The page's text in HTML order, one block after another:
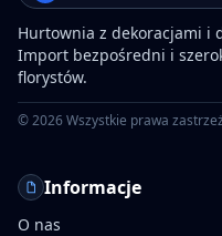
Hurtownia z dekoracjami i
Import bezpośredni i
florystów.
©2026Wszystkie prawa
Informacje
O nas